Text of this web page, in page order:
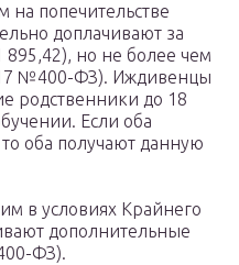
попечительстве
доплачивают за
но не более чем
№400-ФЗ). Иждивенцы
родственники до 18
Если оба
оба получают данную
в условиях Крайнего
дополнительные
ФЗ).